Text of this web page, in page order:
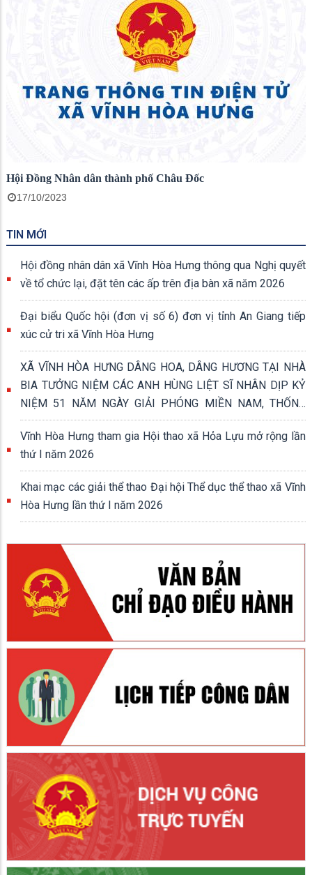
Hội Đồng Nhân dân thành phố Châu Đốc
17/10/2023
TIN MỚI
Hội đồng nhân dân xã Vĩnh Hòa Hưng thông qua Nghị quyết
về tổ chức lại, đặt tên các ấp trên địa bàn xã năm 2026
Đại biểu Quốc hội (đơn vị số 6) đơn vị tỉnh An Giang tiếp
xúc cử tri xã Vĩnh Hòa Hưng
XÃ VĨNH HÒA HƯNG DÂNG HOA, DÂNG HƯƠNG TẠI NHÀ
BIA TƯỞNG NIỆM CÁC ANH HÙNG LIỆT SĨ NHÂN DỊP KỶ
NIỆM 51 NĂM NGÀY GIẢI PHÓNG MIỀN NAM, THỐNG
NHẤT ĐẤT NƯỚC (30/4/1975 - 30/4/2026)
Vĩnh Hòa Hưng tham gia Hội thao xã Hỏa Lựu mở rộng lần
thứ I năm 2026
Khai mạc các giải thể thao Đại hội Thể dục thể thao xã Vĩnh
Hòa Hưng lần thứ I năm 2026